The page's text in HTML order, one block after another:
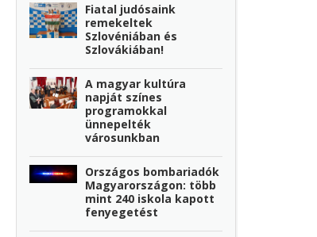
Fiatal judósaink
remekeltek
Szlovéniában és
Szlovákiában!
A magyar kultúra
napját színes
programokkal
ünnepelték
városunkban
Országos bombariadók
Magyarországon: több
mint 240 iskola kapott
fenyegetést